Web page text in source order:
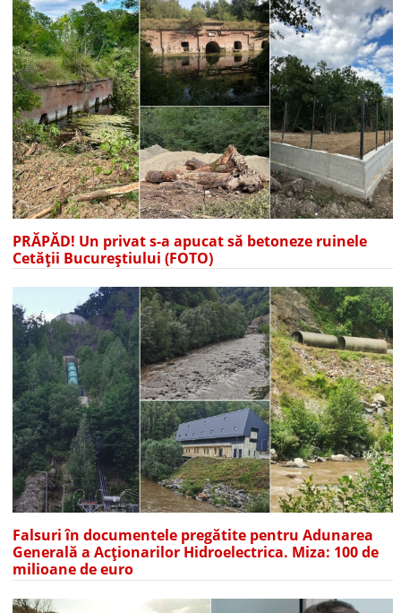
PRĂPĂD! Un privat s-a apucat să betoneze ruinele
Cetății Bucureștiului (FOTO)
Falsuri în documentele pregătite pentru Adunarea
Generală a Acționarilor Hidroelectrica. Miza: 100 de
milioane de euro